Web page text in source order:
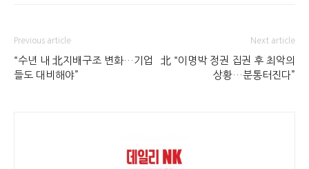
Previous article
“수년 내 北지배구조 변화…기업
들도 대비해야”
Next article
北 “이명박 정권 집권 후 최악의
상황…분통터진다”